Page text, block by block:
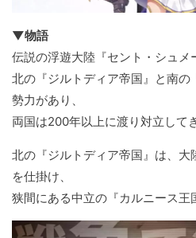
▼物語
伝説の浮遊大陸『セント・シュメ
北の『ジルトディア帝国』と南の
勢力があり、
両国は200年以上に渡り対立してき
北の『ジルトディア帝国』は、
を仕掛け、
狭間にある中立の『カルニース王